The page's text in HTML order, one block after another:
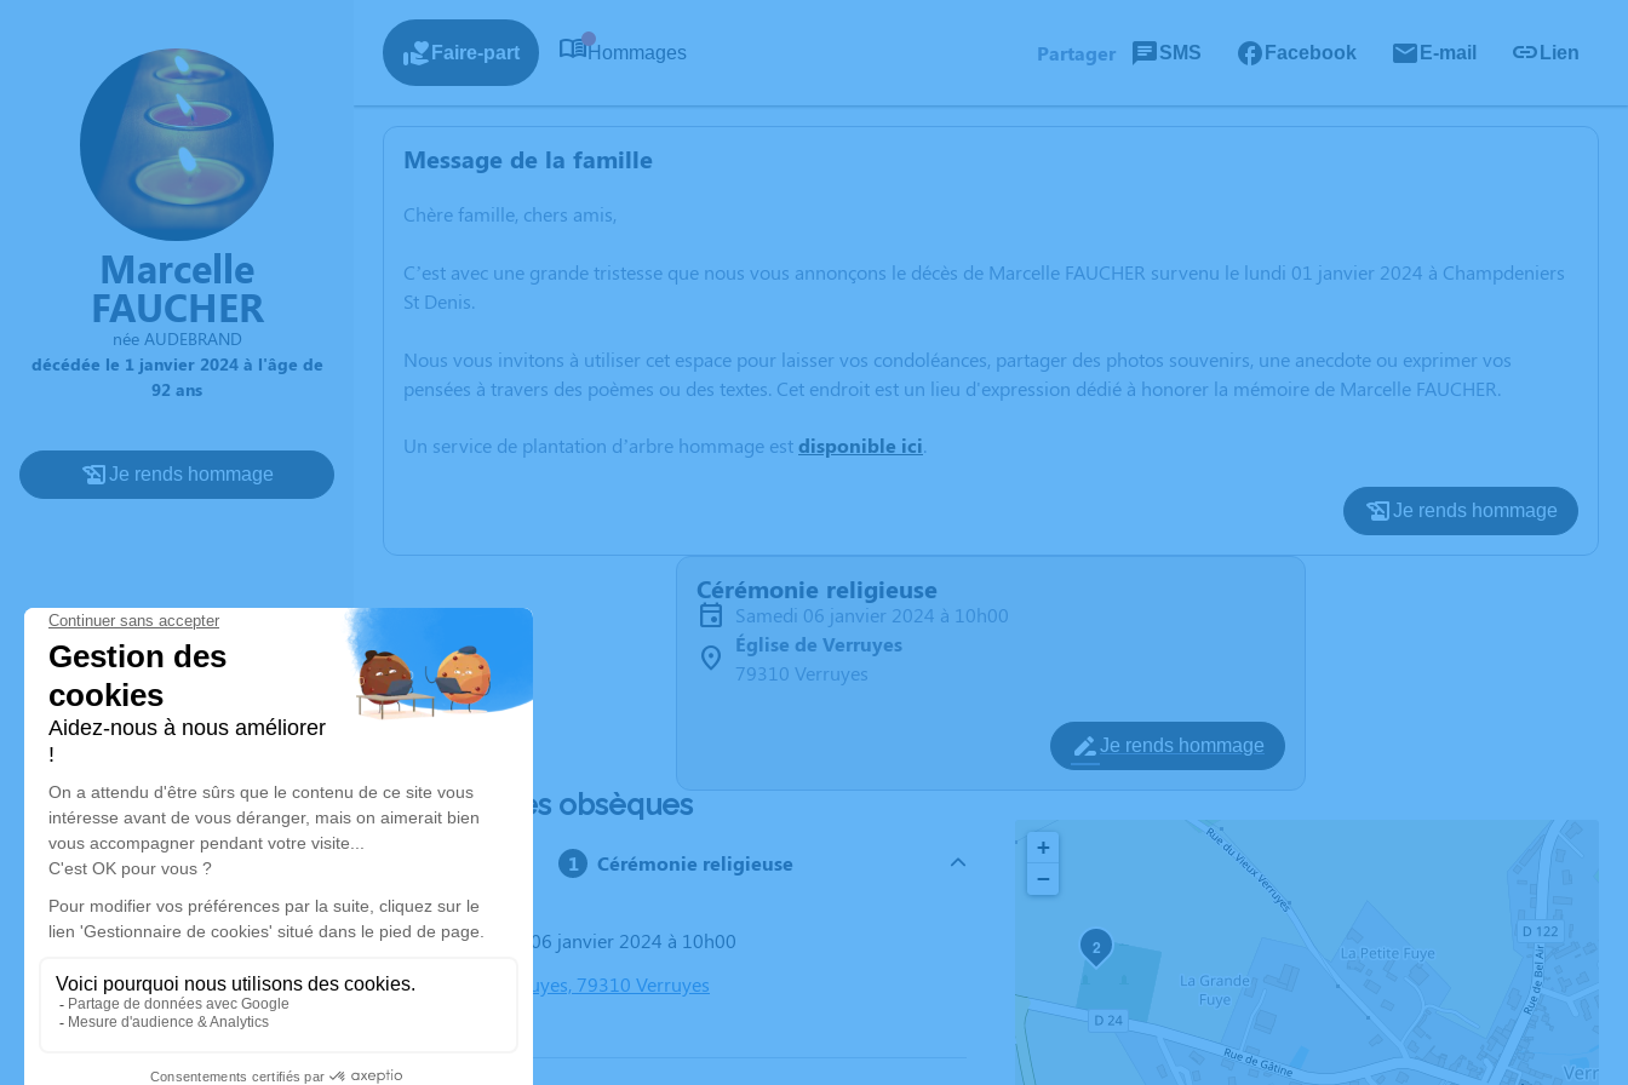
Marcelle
FAUCHER
née AUDEBRAND
décédée le 1 janvier 2024 à l'âge de
92 ans
Je rends hommage
Faire-part Hommages Partager SMS Facebook E-mail Lien
Message de la famille
Chère famille, chers amis,
C’est avec une grande tristesse que nous vous annonçons le décès de Marcelle FAUCHER survenu le lundi 01 janvier 2024 à Champdeniers
St Denis.
Nous vous invitons à utiliser cet espace pour laisser vos condoléances, partager des photos souvenirs, une anecdote ou exprimer vos
pensées à travers des poèmes ou des textes. Cet endroit est un lieu d'expression dédié à honorer la mémoire de Marcelle FAUCHER.
Un service de plantation d’arbre hommage estdisponible ici.
Je rends hommage
Cérémonie religieuse
samedi 06 janvier 2024 à 10h00
Église de Verruyes
79310 Verruyes
Je rends hommage
Déroulé des obsèques
Cérémonie religieuse
Le samedi 06 janvier 2024 à 10h00
Église Verruyes, 79310 Verruyes
2
+
−